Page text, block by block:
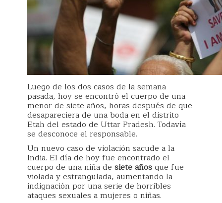
Luego de los dos casos de la semana
pasada, hoy se encontró el cuerpo de una
menor de siete años, horas después de que
desapareciera de una boda en el distrito
Etah del estado de Uttar Pradesh. Todavía
se desconoce el responsable.
Un nuevo caso de violación sacude a la
India. El día de hoy fue encontrado el
cuerpo de una niña de siete añosque fue
violada y estrangulada, aumentando la
indignación por una serie de horribles
ataques sexuales a mujeres o niñas.